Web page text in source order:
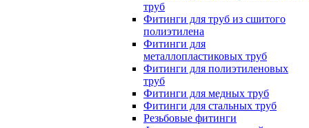
труб
Фитинги для труб из сшитого
полиэтилена
Фитинги для
металлопластиковых труб
Фитинги для полиэтиленовых
труб
Фитинги для медных труб
Фитинги для стальных труб
Резьбовые фитинги